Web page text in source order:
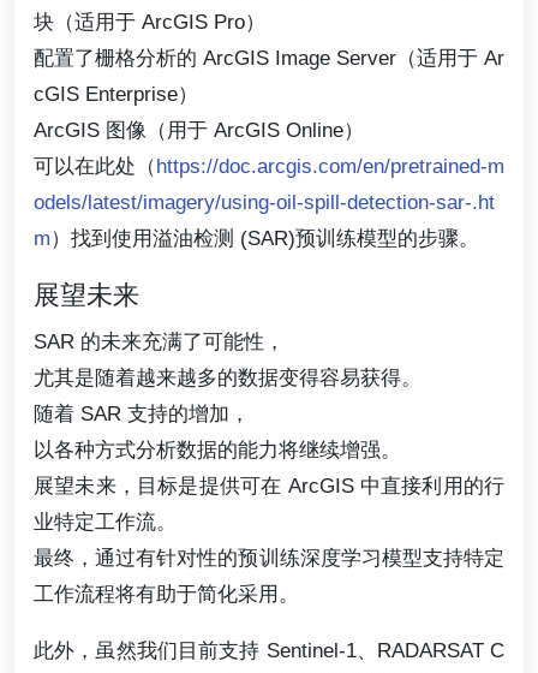
块（适用于 ArcGIS Pro）
配置了栅格分析的 ArcGIS Image Server（适用于 Ar
cGIS Enterprise）
ArcGIS 图像（用于 ArcGIS Online）
可以在此处（https://doc.arcgis.com/en/pretrained-m
odels/latest/imagery/using-oil-spill-detection-sar-.ht
m）找到使用溢油检测 (SAR)预训练模型的步骤。
展望未来
SAR 的未来充满了可能性，
尤其是随着越来越多的数据变得容易获得。
随着 SAR 支持的增加，
以各种方式分析数据的能力将继续增强。
展望未来，目标是提供可在 ArcGIS 中直接利用的行
业特定工作流。
最终，通过有针对性的预训练深度学习模型支持特定
工作流程将有助于简化采用。
此外，虽然我们目前支持 Sentinel-1、RADARSAT C